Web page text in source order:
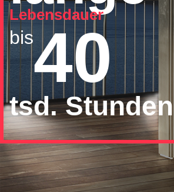
Lebensdauer
bis40
tsd. Stunden